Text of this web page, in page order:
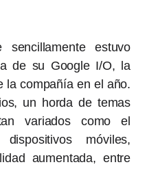
estuvo
de su Google I/O, la
la compañía en el año.
un horda de temas
variados como el
dispositivos móviles,
aumentada, entre